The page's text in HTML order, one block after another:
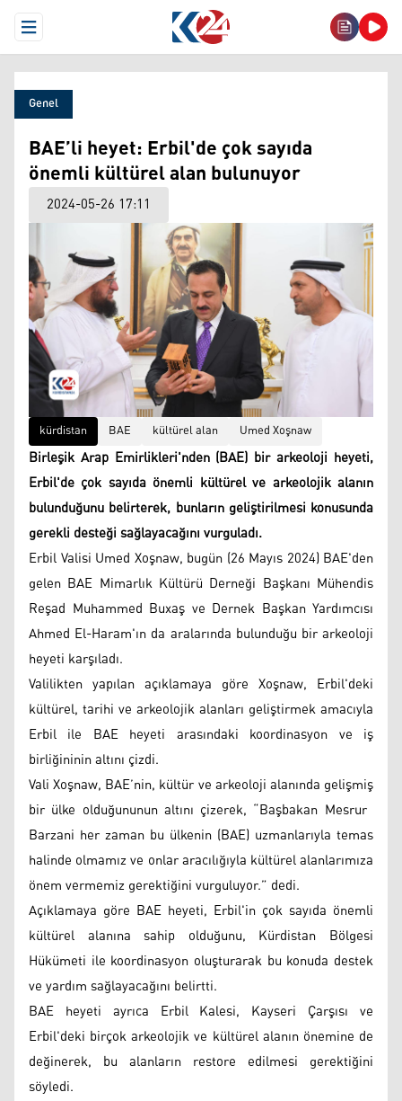
Open Menu
Genel
BAE’li heyet: Erbil'de çok sayıda
önemli kültürel alan bulunuyor
2024-05-26 17:11
kürdistan BAE kültürel alan Umed Xoşnaw
Birleşik Arap Emirlikleri'nden (BAE) bir arkeoloji heyeti,
Erbil'de çok sayıda önemli kültürel ve arkeolojik alanın
bulunduğunu belirterek, bunların geliştirilmesi konusunda
gerekli desteği sağlayacağını vurguladı.
Erbil Valisi Umed Xoşnaw, bugün (26 Mayıs 2024) BAE'den
gelen BAE Mimarlık Kültürü Derneği Başkanı Mühendis
Reşad Muhammed Buxaş ve Dernek Başkan Yardımcısı
Ahmed El-Haram'ın da aralarında bulunduğu bir arkeoloji
heyeti karşıladı.
Valilikten yapılan açıklamaya göre Xoşnaw, Erbil'deki
kültürel, tarihi ve arkeolojik alanları geliştirmek amacıyla
Erbil ile BAE heyeti arasındaki koordinasyon ve iş
birliğininin altını çizdi.
Vali Xoşnaw, BAE’nin, kültür ve arkeoloji alanında gelişmiş
bir ülke olduğununun altını çizerek, “Başbakan Mesrur ​​
Barzani her zaman bu ülkenin (BAE) uzmanlarıyla temas
halinde olmamız ve onlar aracılığıyla kültürel alanlarımıza
önem vermemiz gerektiğini vurguluyor.” dedi.
Açıklamaya göre BAE heyeti, Erbil'in çok sayıda önemli
kültürel alanına sahip olduğunu, Kürdistan Bölgesi
Hükümeti ile koordinasyon oluşturarak bu konuda destek
ve yardım sağlayacağını belirtti.
BAE heyeti ayrıca Erbil Kalesi, Kayseri Çarşısı ve
Erbil'deki birçok arkeolojik ve kültürel alanın önemine de
değinerek, bu alanların restore edilmesi gerektiğini
söyledi.